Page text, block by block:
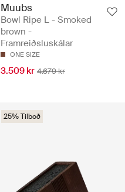
Muubs
Bowl Ripe L - Smoked
brown -
Framreiðsluskálar
ONE SIZE
3.509 kr 4.679 kr
25% Tilboð